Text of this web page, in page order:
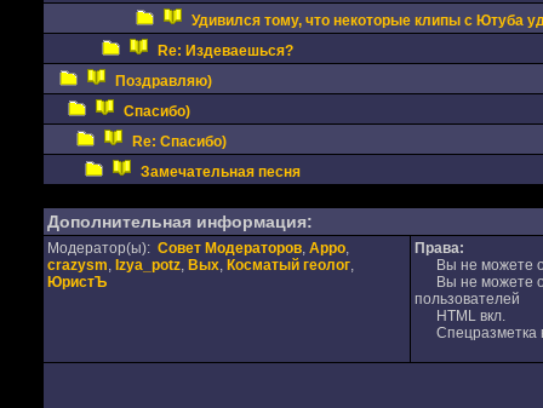
Удивился тому, что некоторые клипы с Ютуба
Re: Издеваешься?
Поздравляю)
Спасибо)
Re: Спасибо)
Замечательная песня
Дополнительная информация:
Модератор(ы): Совет Модераторов, Appo,
crazysm, Izya_potz, Вых, Косматый геолог,
ЮристЪ
Права:
Вы не можете
Вы не можете
пользователей
HTML вкл.
Спецразметка